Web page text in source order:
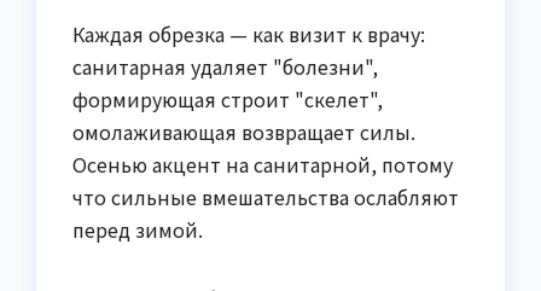
Каждая обрезка — как визит к врачу:
санитарная удаляет "болезни",
формирующая строит "скелет",
омолаживающая возвращает силы.
Осенью акцент на санитарной, потому
что сильные вмешательства ослабляют
перед зимой.